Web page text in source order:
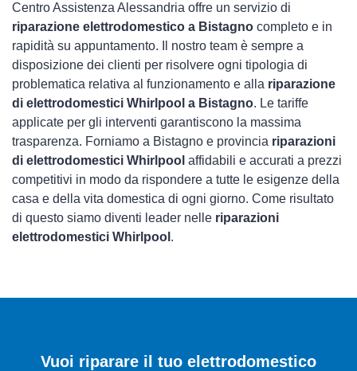
Centro Assistenza Alessandria offre un servizio di
riparazione elettrodomestico a Bistagno completo e in
rapidità su appuntamento. Il nostro team è sempre a
disposizione dei clienti per risolvere ogni tipologia di
problematica relativa al funzionamento e alla riparazione
di elettrodomestici Whirlpool a Bistagno. Le tariffe
applicate per gli interventi garantiscono la massima
trasparenza. Forniamo a Bistagno e provincia riparazioni
di elettrodomestici Whirlpool affidabili e accurati a prezzi
competitivi in modo da rispondere a tutte le esigenze della
casa e della vita domestica di ogni giorno. Come risultato
di questo siamo diventi leader nelle riparazioni
elettrodomestici Whirlpool .
Vuoi riparare il tuo elettrodomestico